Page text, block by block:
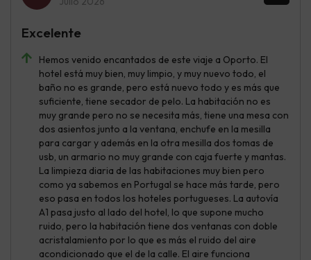
Hemos venido encantados de este viaje a Oporto. El
hotel está muy bien, muy limpio, y muy nuevo todo, el
baño no es grande, pero está nuevo todo y es más que
suficiente, tiene secador de pelo. La habitación no es
muy grande pero no se necesita más, tiene una mesa con
dos asientos junto a la ventana, enchufe en la mesilla
para cargar y además en la otra mesilla dos tomas de
usb, un armario no muy grande con caja fuerte y mantas.
La limpieza diaria de las habitaciones muy bien pero
como ya sabemos en Portugal se hace más tarde, pero
eso pasa en todos los hoteles portugueses. La autovía
A1 pasa justo al lado del hotel, lo que supone mucho
ruido, pero la habitación tiene dos ventanas con doble
acristalamiento por lo que es más el ruido del aire
acondicionado que el de la calle. El aire funciona
Excelente